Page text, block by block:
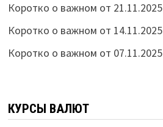
Коротко о важном от 21.11.2025
Коротко о важном от 14.11.2025
Коротко о важном от 07.11.2025
КУРСЫ ВАЛЮТ